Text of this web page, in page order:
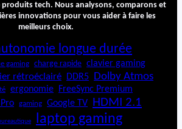
tech. Nous analysons, comparons et
innovations pour vous aider à faire les
meilleurs choix.
longue durée
gaming charge rapide clavier gaming
rétroéclairé DDR5 Dolby Atmos
ergonomie
FreeSync Premium
gaming Google TV HDMI 2.1
laptop gaming